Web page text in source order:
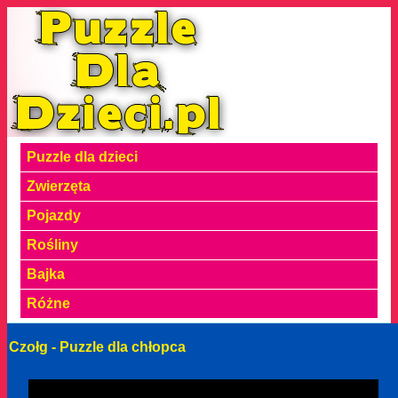
Puzzle dla dzieci
Zwierzęta
Pojazdy
Rośliny
Bajka
Różne
Czołg - Puzzle dla chłopca